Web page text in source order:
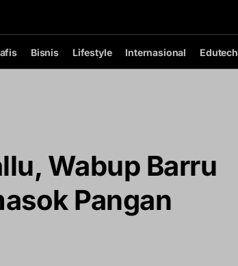
Bisnis Lifestyle Internasional Edutech
Wabup Barru
Pangan